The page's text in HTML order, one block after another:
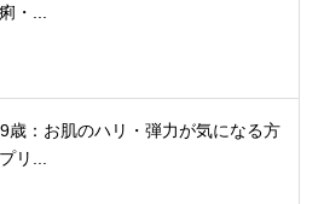
・...
歳：お肌のハリ・弾力が気になる方
リ...